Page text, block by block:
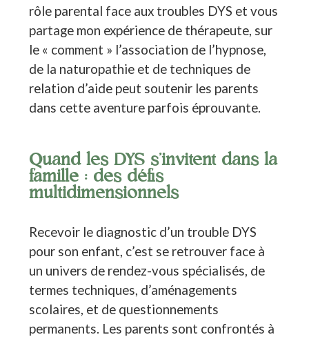
rôle parental face aux troubles DYS et vous
partage mon expérience de thérapeute, sur
le « comment » l’association de l’hypnose,
de la naturopathie et de techniques de
relation d’aide peut soutenir les parents
dans cette aventure parfois éprouvante.
Quand les DYS s’invitent dans la
famille : des défis
multidimensionnels
Recevoir le diagnostic d’un trouble DYS
pour son enfant, c’est se retrouver face à
un univers de rendez-vous spécialisés, de
termes techniques, d’aménagements
scolaires, et de questionnements
permanents. Les parents sont confrontés à